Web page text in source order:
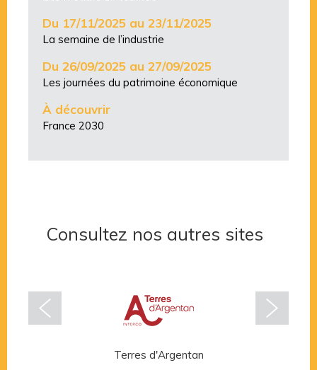
Du 17/11/2025 au 23/11/2025
La semaine de l’industrie
Du 26/09/2025 au 27/09/2025
Les journées du patrimoine économique
À découvrir
France 2030
Consultez nos autres sites
Terres d'Argentan